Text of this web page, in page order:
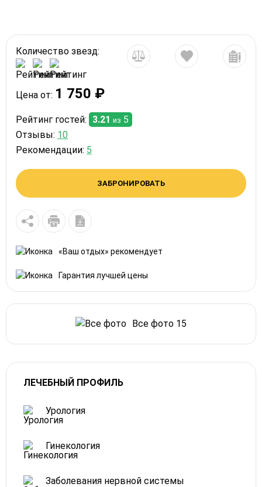
Количество звезд:
Цена от: 1 750 ₽
Рейтинг гостей: 3.21 из 5
Отзывы: 10
Рекомендации: 5
ЗАБРОНИРОВАТЬ
«Ваш отдых» рекомендует
Гарантия лучшей цены
Все фото 15
ЛЕЧЕБНЫЙ ПРОФИЛЬ
Урология
Гинекология
Заболевания нервной системы